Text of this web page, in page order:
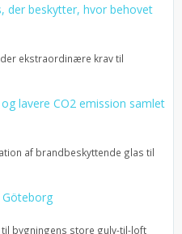
der beskytter, hvor behovet
ekstraordinære krav til
lavere CO2 emission samlet
af brandbeskyttende glas til
bygningens store gulv-til-loft